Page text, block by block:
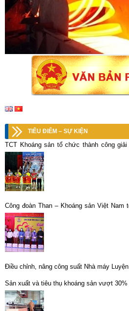
TIÊU ĐIỂM – SỰ KIỆN
TCT Khoáng sản tổ chức thành công giải
trào năm 2014
Công đoàn Than – Khoáng sản Việt Nam
mỏ năm 2021
Điều chỉnh, nâng công suất Nhà máy
Sản xuất và tiêu thụ khoáng sản vượt